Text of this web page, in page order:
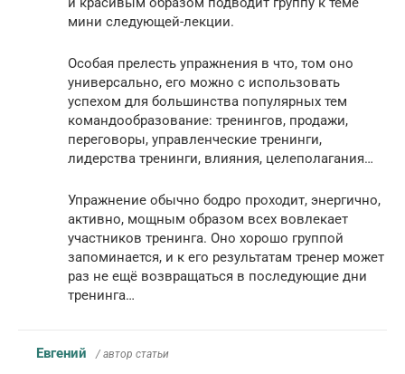
мини следующей-лекции.
Особая прелесть упражнения в что, том оно
универсально, его можно с использовать
успехом для большинства популярных тем
командообразование: тренингов, продажи,
переговоры, управленческие тренинги,
лидерства тренинги, влияния, целеполагания…
Упражнение обычно бодро проходит, энергично,
активно, мощным образом всех вовлекает
участников тренинга. Оно хорошо группой
запоминается, и к его результатам тренер может
раз не ещё возвращаться в последующие дни
тренинга…
Евгений / автор статьи